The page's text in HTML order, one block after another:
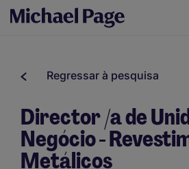
Regressar à pesquisa
Director /a de
Negócio -
Metálicos